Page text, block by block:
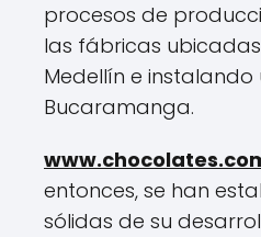
procesos de
las fábricas
Medellín e instalando
Bucaramanga.
entonces, se han
sólidas de su